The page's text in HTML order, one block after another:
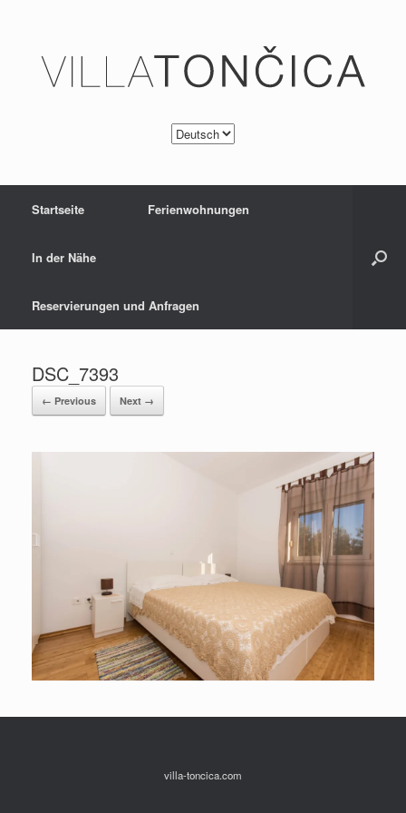
Startseite Ferienwohnungen
In der Nähe
Reservierungen und Anfragen
DSC_7393
← Previous Next →
villa-toncica.com